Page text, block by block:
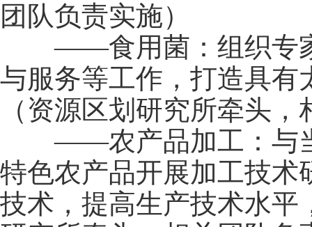
团队负责实施）
——食用菌：组织专家
与服务等工作，打造具有
（资源区划研究所牵头
——农产品加工：与当
特色农产品开展加工技术
技术，提高生产技术水平